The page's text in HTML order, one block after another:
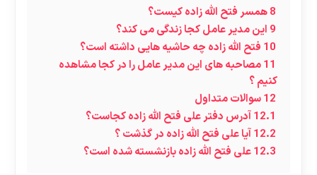
8همسر فتح الله زاده کیست؟
9 این مدیر عامل کجا زندگی می کند؟
10 فتح الله زاده چه حاشیه هایی داشته است؟
11مصاحبه های این مدیر عامل را در کجا مشاهده
کنیم ؟
12سوالات متداول
12.1آدرس دفتر علی فتح الله زاده کجاست؟
12.2آیا علی فتح الله زاده در گذشت ؟
12.3علی فتح‌ الله زاده بازنشسته شده است؟